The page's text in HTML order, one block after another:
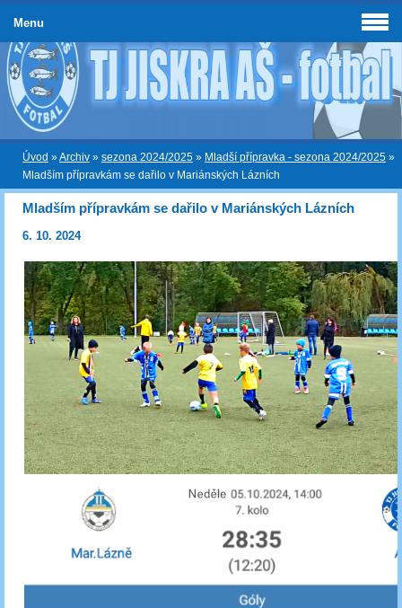
Úvod »Archiv » sezona 2024/2025 » Mladší přípravka - sezona 2024/2025 »
Mladším přípravkám se dařilo v Mariánských Lázních
Mladším přípravkám se dařilo v Mariánských Lázních
6. 10. 2024
Menu